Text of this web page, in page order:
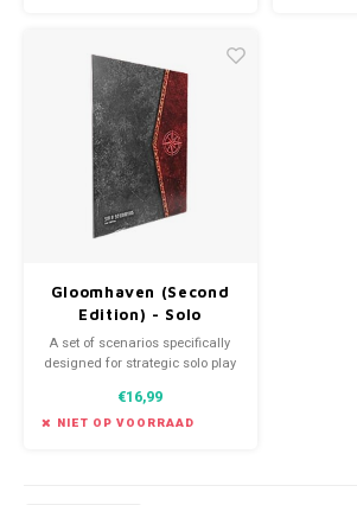
Gloomhaven (Second
Edition) - Solo
Scenarios
A set of scenarios specifically
designed for strategic solo play
Edition).
€16,99
NIET OP VOORRAAD